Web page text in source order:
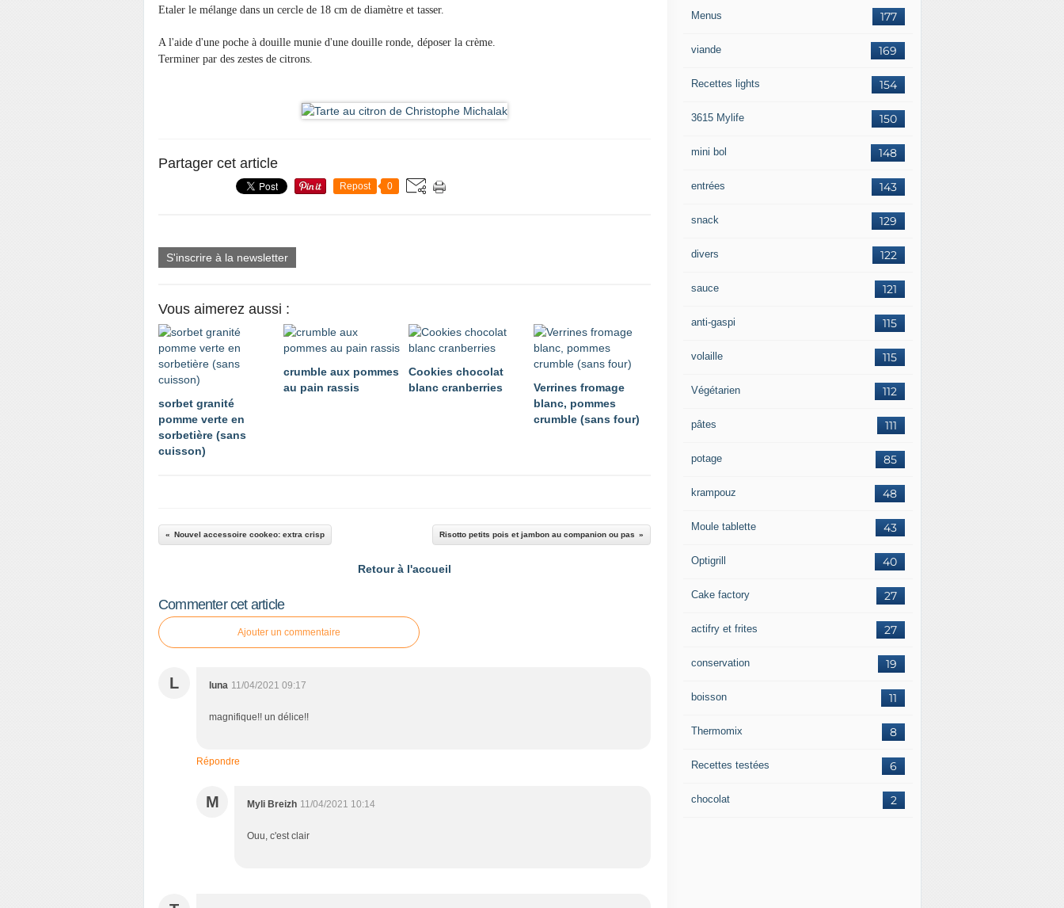
Etaler le mélange dans un cercle de 18 cm de diamètre et tasser.
A l'aide d'une poche à douille munie d'une douille ronde, déposer la crème.
Terminer par des zestes de citrons.
Partager cet article
Repost 0
S'inscrire à la newsletter
Vous aimerez aussi :
sorbet granité
pomme verte en
sorbetière (sans
cuisson)
crumble aux pommes
au pain rassis
Cookies chocolat
blanc cranberries
Verrines fromage
blanc, pommes
crumble (sans four)
Nouvel accessoire cookeo: extra crisp Risotto petits pois et jambon au companion ou pas
Retour à l'accueil
Commenter cet article
Ajouter un commentaire
L luna 11/04/2021 09:17
magnifique!! un délice!!
Répondre
M Myli Breizh 11/04/2021 10:14
Ouu, c'est clair
177
Menus
169
viande
154
Recettes lights
150
3615 Mylife
148
mini bol
143
entrées
129
snack
122
divers
121
sauce
115
anti-gaspi
115
volaille
112
Végétarien
111
pâtes
85
potage
48
krampouz
43
Moule tablette
40
Optigrill
27
Cake factory
27
actifry et frites
19
conservation
11
boisson
8
Thermomix
6
Recettes testées
2
chocolat